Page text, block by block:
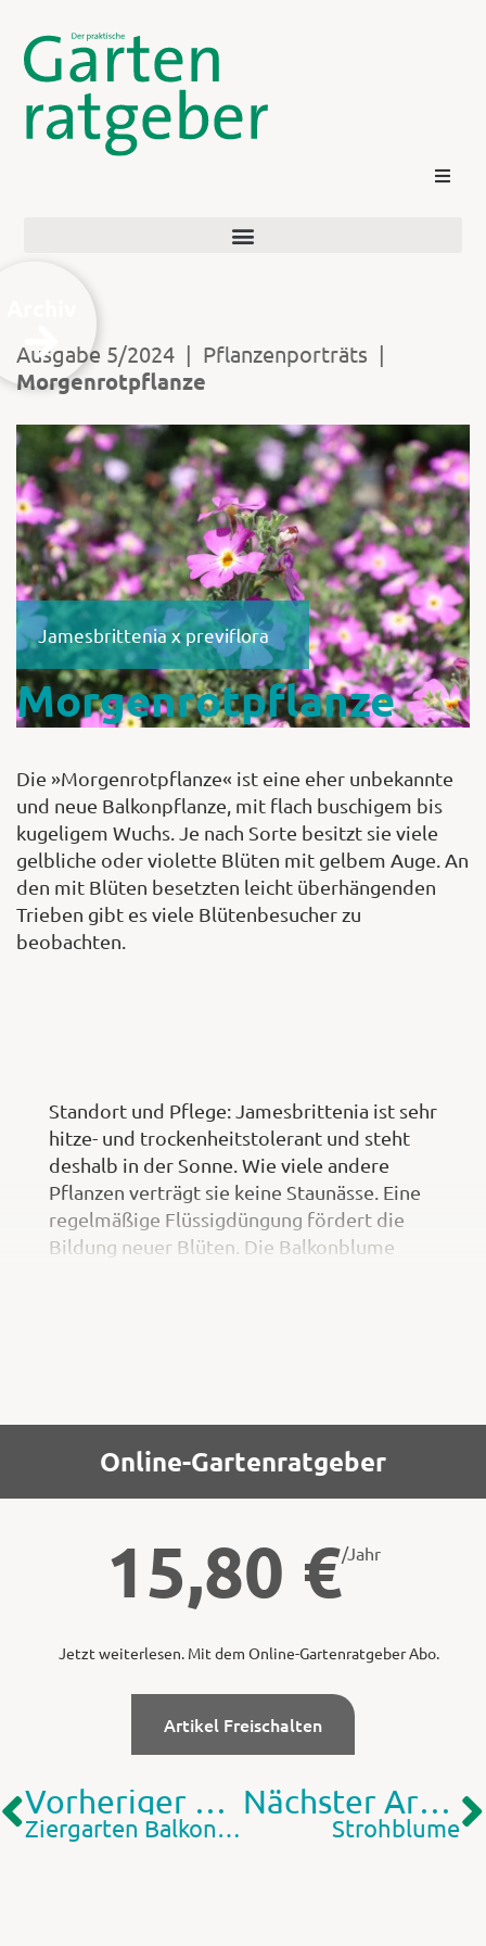
Login
Shop
Ausgabe 5/2024 | Pflanzenporträts |
Morgenrotpflanze
Jamesbrittenia x previflora
Morgenrotpflanze
Die »Morgenrotpflanze« ist eine eher unbekannte
und neue Balkonpflanze, mit flach buschigem bis
kugeligem Wuchs. Je nach Sorte besitzt sie viele
gelbliche oder violette Blüten mit gelbem Auge. An
den mit Blüten besetzten leicht überhängenden
Trieben gibt es viele Blütenbesucher zu
beobachten.
Standort und Pflege: Jamesbrittenia ist sehr
hitze- und trockenheitstolerant und steht
deshalb in der Sonne. Wie viele andere
Pflanzen verträgt sie keine Staunässe. Eine
regelmäßige Flüssigdüngung fördert die
Bildung neuer Blüten. Die Balkonblume
Online-Gartenratgeber
15,80 €/Jahr
Jetzt weiterlesen. Mit dem Online-Gartenratgeber Abo.
Artikel Freischalten
Vorheriger Artikel
Ziergarten Balkon, Terrasse
Nächster Artikel
Strohblume